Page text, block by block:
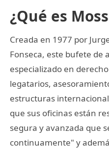
¿Qué es
Creada en 1977 por
Fonseca, este bufete de
especializado en
legatarios,
estructuras
que sus oficinas están
segura y avanzada que
continuamente" y